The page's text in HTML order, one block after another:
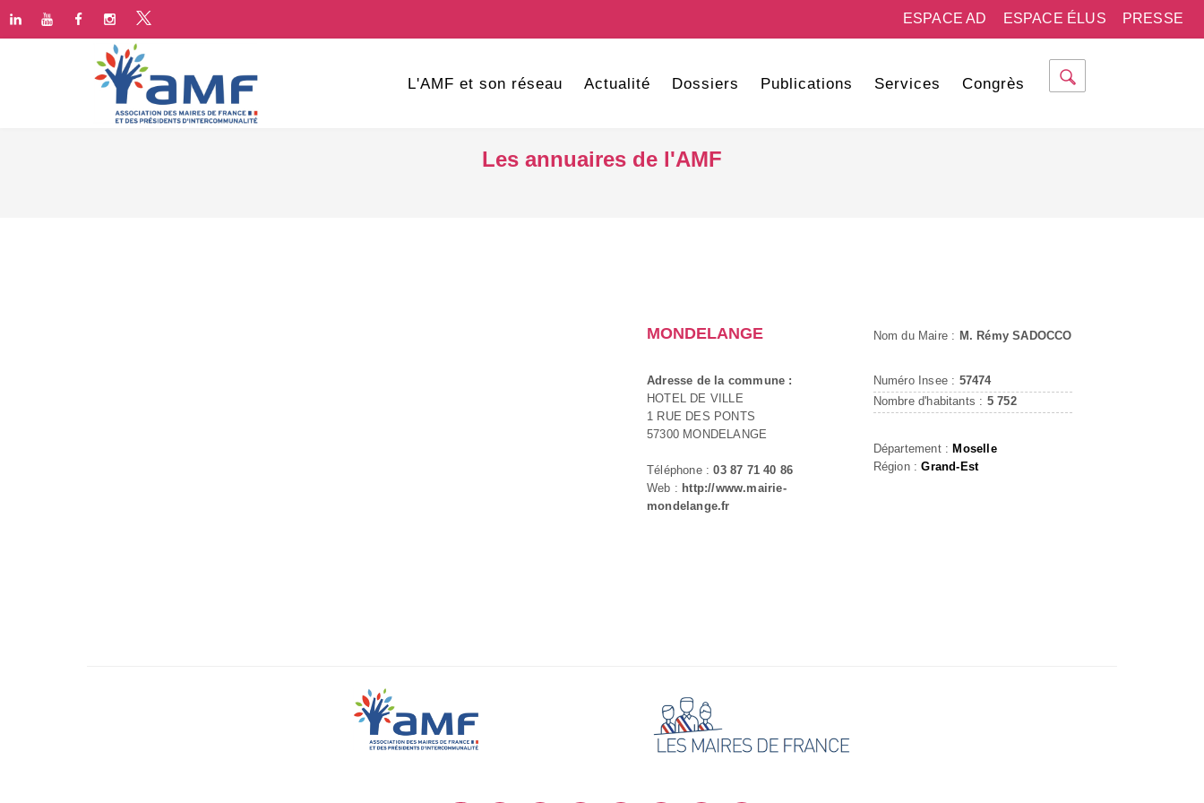
PRESSE
ESPACE ÉLUS
ESPACE AD
L'AMF et son réseau Actualité Dossiers Publications Services Congrès
Les annuaires de l'AMF
MONDELANGE
Adresse de la commune :
HOTEL DE VILLE
1 RUE DES PONTS
57300 MONDELANGE
Téléphone :03 87 71 40 86
Web : http://www.mairie-
mondelange.fr
Nom du Maire : M. Rémy SADOCCO
Numéro Insee : 57474
Nombre d'habitants : 5 752
Département : Moselle
Région :Grand-Est